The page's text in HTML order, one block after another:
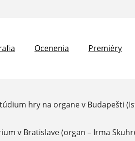
Ocenenia Premiéry
hry na organe v Budapešti
v Bratislave (organ – Irma